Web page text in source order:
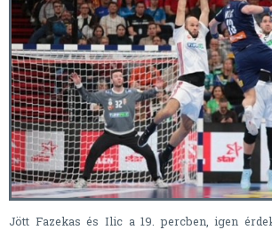
Jött Fazekas és Ilic a 19. percben, igen